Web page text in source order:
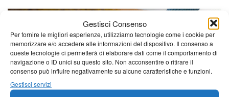
Gestisci Consenso
Per fornire le migliori esperienze, utilizziamo tecnologie come i cookie per
memorizzare e/o accedere alle informazioni del dispositivo. Il consenso a
queste tecnologie ci permetterà di elaborare dati come il comportamento di
navigazione o ID unici su questo sito. Non acconsentire o ritirare il
consenso può influire negativamente su alcune caratteristiche e funzioni.
Gestisci servizi